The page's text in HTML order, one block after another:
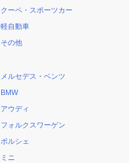
クーペ・スポーツカー
軽自動車
その他
メルセデス・ベンツ
BMW
アウディ
フォルクスワーゲン
ポルシェ
ミニ